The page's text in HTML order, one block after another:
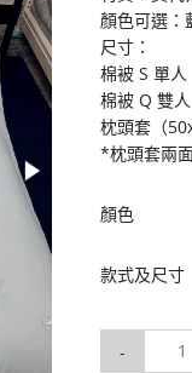
顏色可選：
尺寸：
棉被 S 單人
棉被 Q 雙
枕頭套（
*枕頭套兩
顏色
款式及尺寸
-